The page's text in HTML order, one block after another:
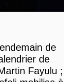
de
de
Fayulu ;